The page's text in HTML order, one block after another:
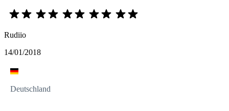
Rudiio
14/01/2018
Deutschland